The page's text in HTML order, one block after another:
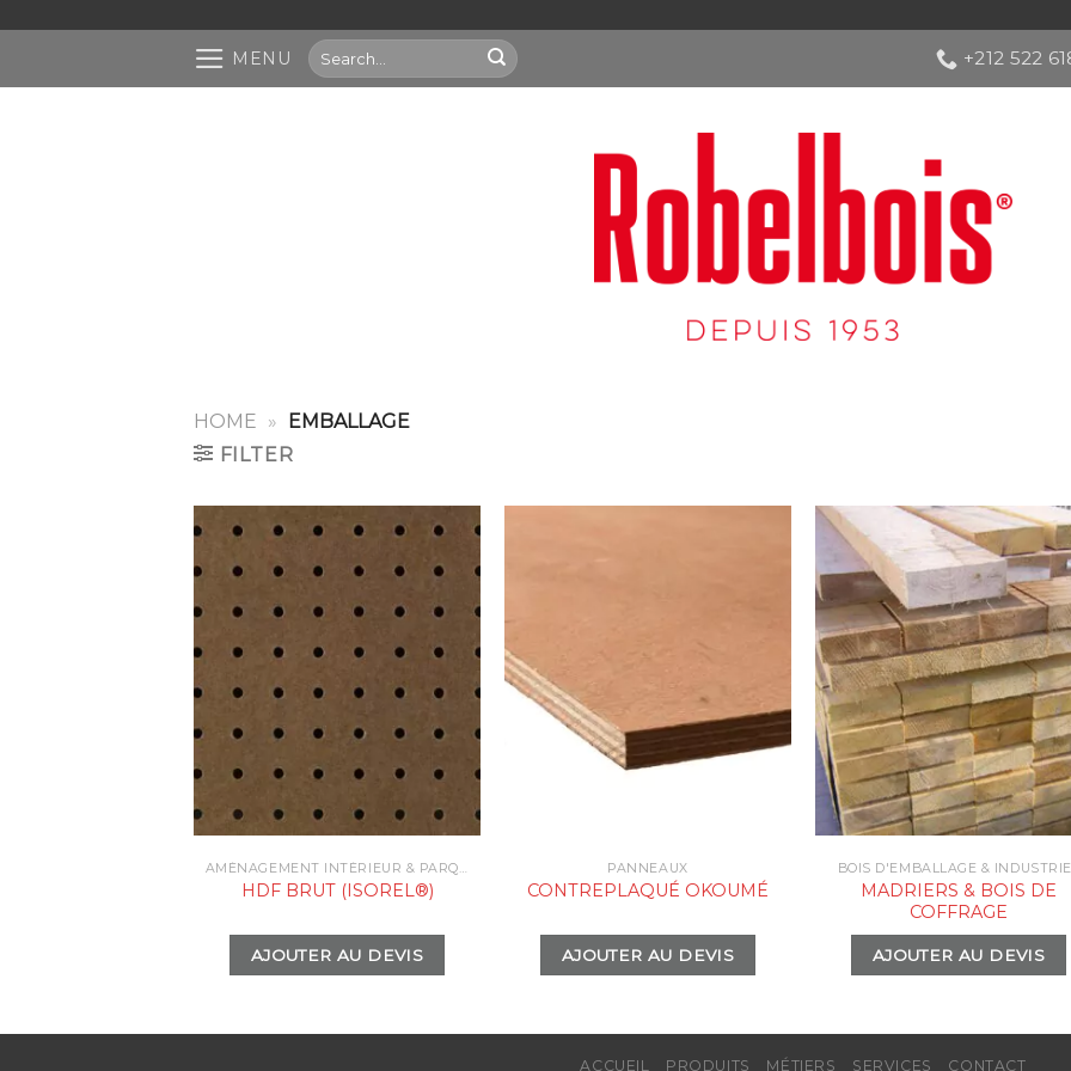
MENU
Search
for:
+212 522
HOME »
EMBALLAGE
FILTER
AMÉNAGEMENT INTÉRIEUR & PARQUETS
HDF BRUT (ISOREL®)
AJOUTER AU DEVIS
PANNEAUX
CONTREPLAQUÉ OKOUMÉ
AJOUTER AU DEVIS
BOIS D'EMBALLAGE &
MADRIERS & BOIS DE
COFFRAGE
AJOUTER AU DEVIS
ACCUEIL PRODUITS MÉTIERS SERVICES CONTACT